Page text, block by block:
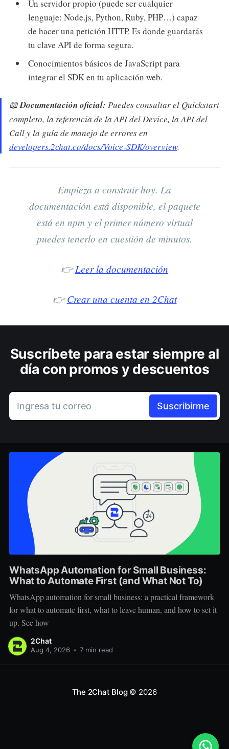
Un servidor propio (puede ser cualquier
lenguaje: Node.js, Python, Ruby, PHP…) capaz
de hacer una petición HTTP. Es donde guardarás
tu clave API de forma segura.
Conocimientos básicos de JavaScript para
integrar el SDK en tu aplicación web.
📖Documentación oficial: Puedes consultar el Quickstart
completo, la referencia de la API del Device, la API del
Call y la guía de manejo de errores en
developers.2chat.co/docs/Voice-SDK/overview.
Empieza a construir hoy. La
documentación está disponible, el paquete
está en npm y el primer número virtual
puedes tenerlo en cuestión de minutos.
👉Leer la documentación
👉Crear una cuenta en 2Chat
Suscríbete para estar siempre al
día con promos y descuentos
Ingresa tu correo Suscribirme
WhatsApp Automation for Small Business:
What to Automate First (and What Not To)
WhatsApp automation for small business: a practical framework
for what to automate first, what to leave human, and how to set it
up. See how
2Chat
Aug 4, 2026 • 7 min read
The 2Chat Blog© 2026